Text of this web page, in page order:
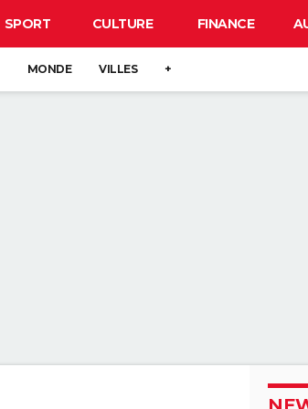
SPORT CULTURE FINANCE
MONDE VILLES +